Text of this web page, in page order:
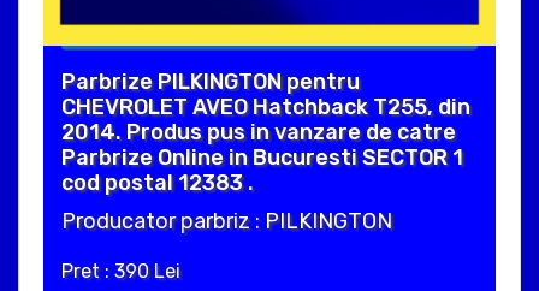
Parbrize PILKINGTON pentru
CHEVROLET AVEO Hatchback T255, din
2014. Produs pus in vanzare de catre
Parbrize Online in Bucuresti SECTOR 1
cod postal 12383 .
Producator parbriz : PILKINGTON
Pret : 390 Lei